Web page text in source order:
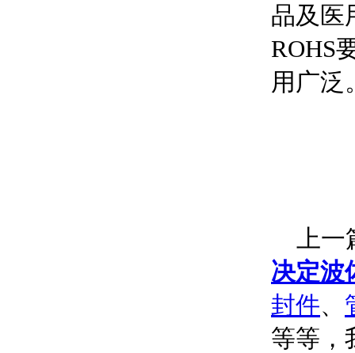
品及医
ROHS
用广泛
上一
决定波
封件、
等等，